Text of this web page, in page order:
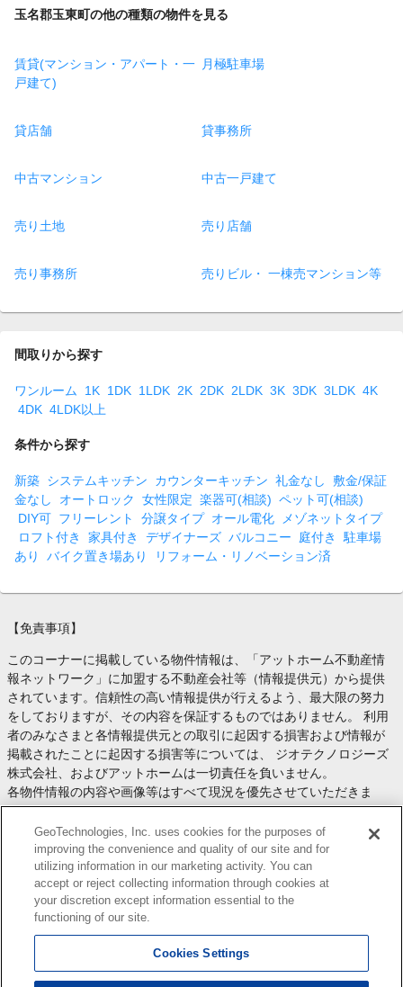
玉名郡玉東町の他の種類の物件を見る
賃貸(マンション・アパート・一
戸建て)
月極駐車場
貸店舗 貸事務所
中古マンション 中古一戸建て
売り土地 売り店舗
売り事務所 売りビル・ 一棟売マンション等
間取りから探す
ワンルーム 1K 1DK 1LDK 2K 2DK 2LDK 3K 3DK 3LDK 4K
4DK 4LDK以上
条件から探す
新築 システムキッチン カウンターキッチン 礼金なし
敷金/保証
金なし
オートロック 女性限定 楽器可(相談) ペット可(相談)
DIY可 フリーレント 分譲タイプ オール電化
メゾネットタイプ
ロフト付き
家具付き デザイナーズ バルコニー 庭付き
駐車場
あり
バイク置き場あり リフォーム・リノベーション済
【免責事項】
このコーナーに掲載している物件情報は、「アットホーム不動産情
報ネットワーク」に加盟する不動産会社等（情報提供元）から提供
されています。信頼性の高い情報提供が行えるよう、最大限の努力
をしておりますが、その内容を保証するものではありません。 利用
者のみなさまと各情報提供元との取引に起因する損害および情報が
掲載されたことに起因する損害等については、 ジオテクノロジーズ
株式会社、およびアットホームは一切責任を負いません。
各物件情報の内容や画像等はすべて現況を優先させていただきま
す。
お取引等（お取引の準備、資金調達等を含みます）の際には、内容
や契約条件等について、 各情報提供元より十分な説明を受け、ご自
身でご確認の上、判断してください。
このコーナーへの物件情報のご掲載、その他不動産業務ソリューシ
ョン等についての不動産会社様のお問合せはこちら
します。
GeoTechnologies, Inc. uses cookies for the purposes of
improving the convenience and quality of our site and for
utilizing information in our marketing activity. You can
accept or reject collecting information through cookies at
your discretion except information essential to the
functioning of our site.
Cookies Settings